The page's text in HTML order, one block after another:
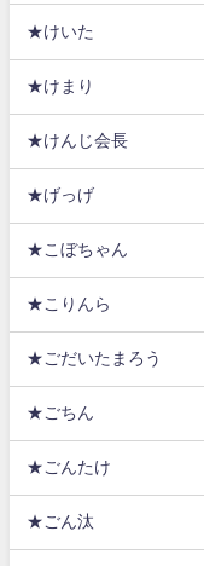
★けいた
★けまり
★けんじ会長
★げっげ
★こぼちゃん
★こりんら
★ごだいたまろう
★ごちん
★ごんたけ
★ごん汰